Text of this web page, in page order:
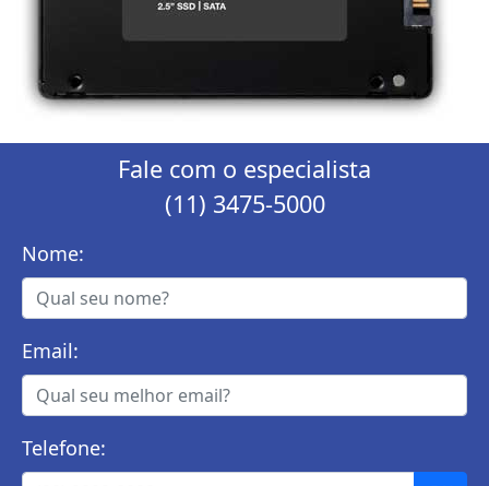
Fale com o especialista
(11) 3475-5000
Nome:
Email:
Telefone: